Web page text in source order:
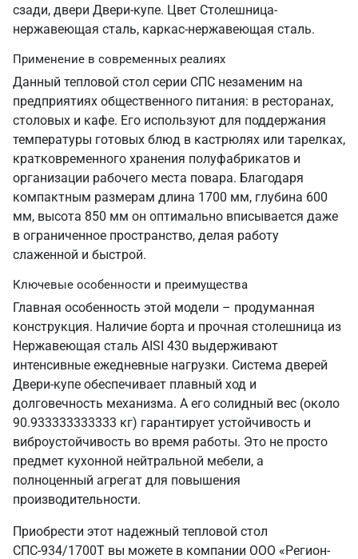
сзади, двери Двери-купе. Цвет Столешница-
нержавеющая сталь, каркас-нержавеющая сталь.
Применение в современных реалиях
Данный тепловой стол серии СПС незаменим на
предприятиях общественного питания: в ресторанах,
столовых и кафе. Его используют для поддержания
температуры готовых блюд в кастрюлях или тарелках,
кратковременного хранения полуфабрикатов и
организации рабочего места повара. Благодаря
компактным размерам длина 1700 мм, глубина 600
мм, высота 850 мм он оптимально вписывается даже
в ограниченное пространство, делая работу
слаженной и быстрой.
Ключевые особенности и преимущества
Главная особенность этой модели – продуманная
конструкция. Наличие борта и прочная столешница из
Нержавеющая сталь AISI 430 выдерживают
интенсивные ежедневные нагрузки. Система дверей
Двери-купе обеспечивает плавный ход и
долговечность механизма. А его солидный вес (около
90.933333333333 кг) гарантирует устойчивость и
виброустойчивость во время работы. Это не просто
предмет кухонной нейтральной мебели, а
полноценный агрегат для повышения
производительности.
Приобрести этот надежный тепловой стол
СПС-934/1700Т вы можете в компании ООО «Регион-